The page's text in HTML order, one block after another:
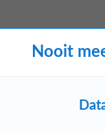
verantwoordelijk voor
te gebruiken voor
Nooit